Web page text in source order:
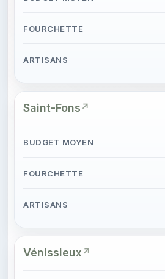
Saint-Fons
Vénissieux